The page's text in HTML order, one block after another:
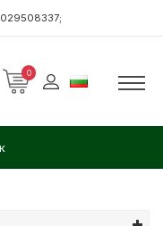
0